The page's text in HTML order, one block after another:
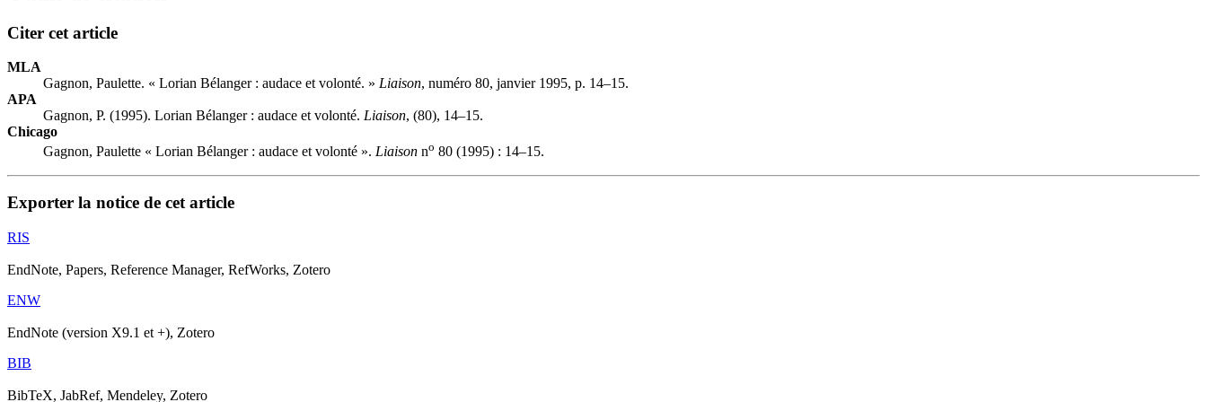
Citer cet article
MLA
Gagnon, Paulette. « Lorian Bélanger : audace et volonté. » Liaison, numéro 80, janvier 1995, p. 14–15.
APA
Gagnon, P. (1995). Lorian Bélanger : audace et volonté. Liaison, (80), 14–15.
Chicago
Gagnon, Paulette « Lorian Bélanger : audace et volonté ». Liaison no 80 (1995) : 14–15.
Exporter la notice de cet article
RIS
EndNote, Papers, Reference Manager, RefWorks, Zotero
ENW
EndNote (version X9.1 et +), Zotero
BIB
BibTeX, JabRef, Mendeley, Zotero